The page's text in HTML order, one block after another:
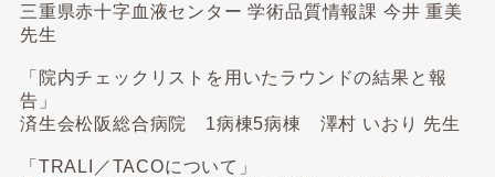
三重県赤十字血液センター 学術品質情報課 今井 重美
先生
「院内チェックリストを用いたラウンドの結果と報
告」
済生会松阪総合病院 1病棟5病棟 澤村 いおり 先生
「TRALI／TACOについて」